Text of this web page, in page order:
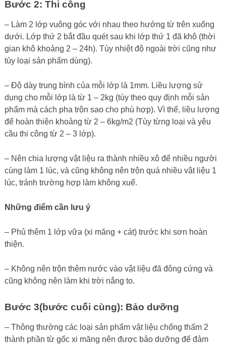
Bước 2: Thi công
– Làm 2 lớp vuông góc với nhau theo hướng từ trên xuống
dưới. Lớp thứ 2 bắt đầu quét sau khi lớp thứ 1 đã khô (thời
gian khô khoảng 2 – 24h). Tùy nhiệt độ ngoài trời cũng như
tùy loại sản phẩm dùng).
– Độ dày trung bình của mỗi lớp là 1mm. Liều lượng sử
dụng cho mỗi lớp là từ 1 – 2kg (tùy theo quy định mỗi sản
phẩm mà cách pha trộn sao cho phù hợp). Vì thế, liều lượng
để hoàn thiện khoảng từ 2 – 6kg/m2 (Tùy từng loại và yêu
cầu thi công từ 2 – 3 lớp).
– Nên chia lượng vật liệu ra thành nhiều xô để nhiều người
cùng làm 1 lúc, và cũng không nên trộn quá nhiều vật liệu 1
lúc, tránh trường hợp làm không xuể.
Những điểm cần lưu ý
– Phủ thêm 1 lớp vữa (xi măng + cát) trước khi sơn hoàn
thiện.
– Không nên trộn thêm nước vào vật liệu đã đông cứng và
cũng không nên làm khi trời nắng to.
Bước 3(bước cuối cùng): Bảo dưỡng
– Thông thường các loại sản phẩm vật liệu chống thấm 2
thành phần từ gốc xi măng nên được bảo dưỡng để đảm